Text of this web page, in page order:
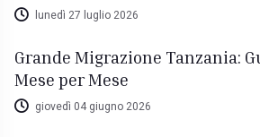
lunedì 27 luglio 2026
Grande Migrazione Tanzania:
Mese per Mese
giovedì 04 giugno 2026